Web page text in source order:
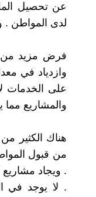
عن تحصيل
لدى المواطن .
فرض مزيد من
وازدياد في
على الخدمات
والمشاريع مما
هناك الكثير
من قبول
. ويجاد
. لا يوجد في